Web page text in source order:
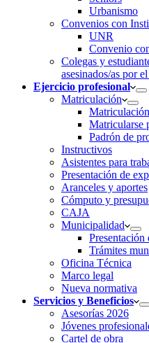
Urbanismo
Convenios con
UNR
Convenio
Colegas y
asesinados/as por
Ejercicio profesional
Matriculación
Matriculación
Matricularse
Padrón de
Instructivos
Asistentes para
Presentación de
Aranceles y aportes
Cómputo y
CAJA
Municipalidad
Trámites
Oficina Técnica
Marco legal
Nueva normativa
Servicios y Beneficios
Asesorías 2026
Jóvenes
Cartel de obra